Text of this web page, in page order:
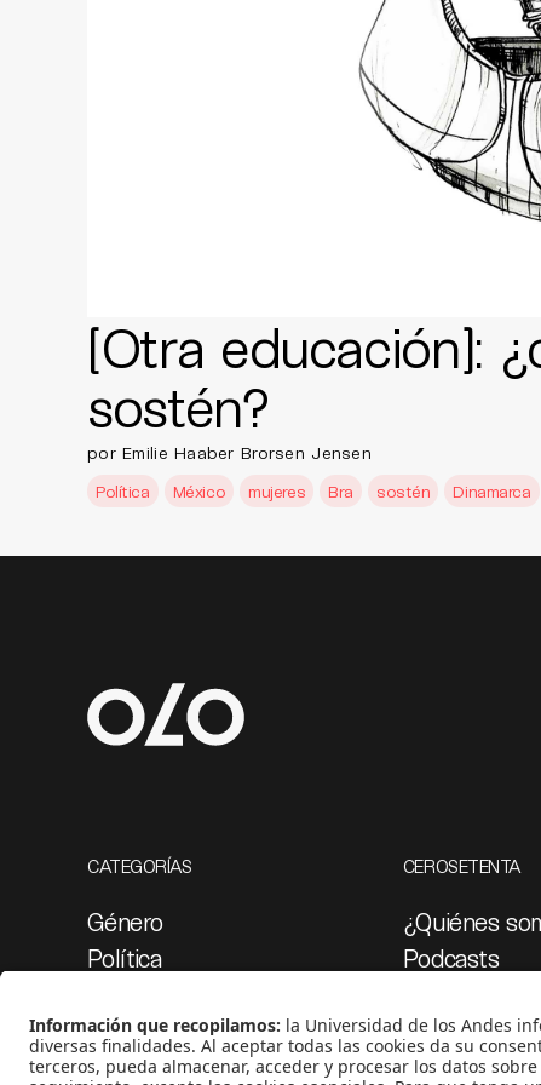
[Otra educación]:
sostén?
por Emilie Haaber Brorsen Jensen
Política
México mujeres Bra sostén Dinamarca
CATEGORÍAS
Género
Política
Medio ambiente
Medios y periodismo
CEROSETENTA
¿Quiénes
Podcasts
Proyectos